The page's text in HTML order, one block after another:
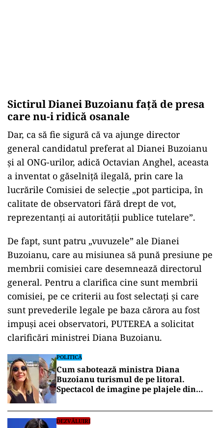
Sictirul Dianei Buzoianu față de presa
care nu-i ridică osanale
Dar, ca să fie sigură că va ajunge director
general candidatul preferat al Dianei Buzoianu
și al ONG-urilor, adică Octavian Anghel, aceasta
a inventat o găselniță ilegală, prin care la
lucrările Comisiei de selecție „pot participa, în
calitate de observatori fără drept de vot,
reprezentanți ai autorității publice tutelare”.
De fapt, sunt patru „vuvuzele” ale Dianei
Buzoianu, care au misiunea să pună presiune pe
membrii comisiei care desemnează directorul
general. Pentru a clarifica cine sunt membrii
comisiei, pe ce criterii au fost selectați și care
sunt prevederile legale pe baza cărora au fost
impuși acei observatori, PUTEREA a solicitat
clarificări ministrei Diana Buzoianu.
POLITICĂ
Cum sabotează ministra Diana
Buzoianu turismul de pe litoral.
Spectacol de imagine pe plajele din
DEZVĂLUIRI